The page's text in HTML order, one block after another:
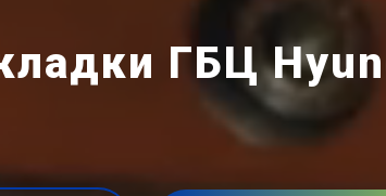
ГБЦ